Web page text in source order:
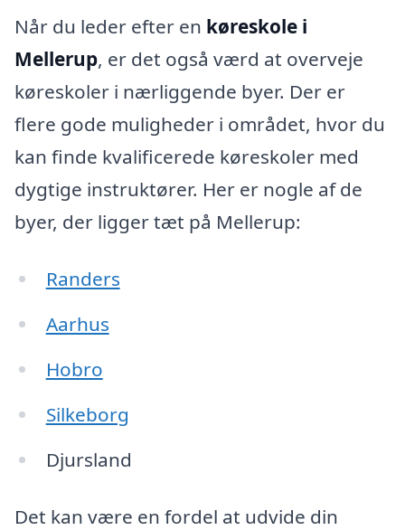
Når du leder efter en køreskole i
Mellerup, er det også værd at overveje
køreskoler i nærliggende byer. Der er
flere gode muligheder i området, hvor du
kan finde kvalificerede køreskoler med
dygtige instruktører. Her er nogle af de
byer, der ligger tæt på Mellerup:
Randers
Aarhus
Hobro
Silkeborg
Djursland
Det kan være en fordel at udvide din